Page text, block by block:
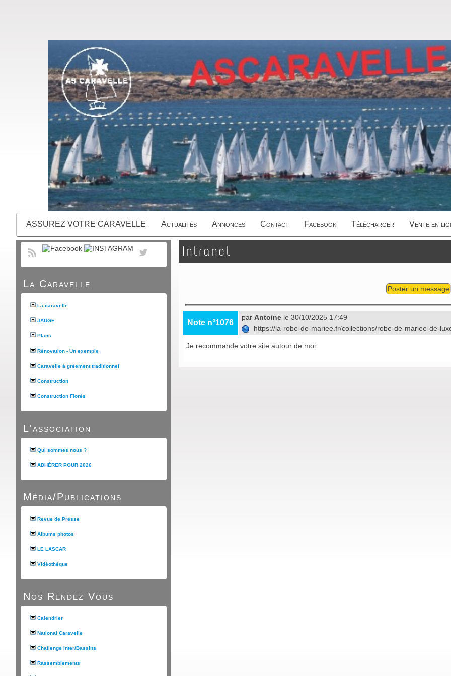
ASSUREZ VOTRE CARAVELLE Actualités Annonces Contact Facebook Télécharger Vente en
La Caravelle
La caravelle
JAUGE
Plans
Rénovation - Un exemple
Caravelle à gréement traditionnel
Construction
Construction Florès
L'association
Qui sommes nous ?
ADHÉRER POUR 2026
Média/Publications
Revue de Presse
Albums photos
LE LASCAR
Vidéothèque
Nos Rendez Vous
Calendrier
National Caravelle
Challenge inter/Bassins
Rassemblements
Intranet
Poster un message
Note n°1076
par Antoine le 30/10/2025 17:49
https://la-robe-de-mariee.fr/collections/robe-de-mariee-de-
Je recommande votre site autour de moi.